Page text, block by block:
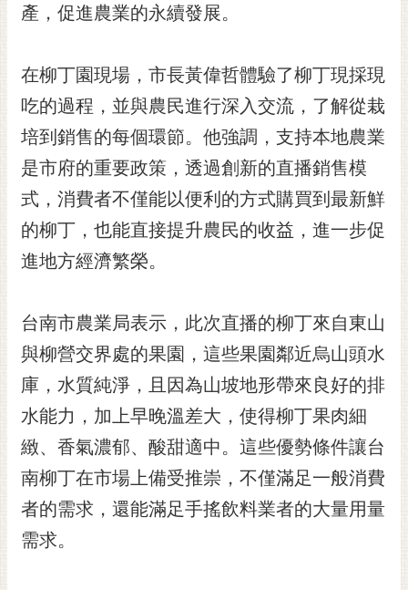
RSS
閱
電
子
報
市
信
箱
English
本
語
隱
私
權
及
安
全
政
策
產，促進農業的永續發展。
在柳丁園現場，市長黃偉哲體驗了柳丁現採現
吃的過程，並與農民進行深入交流，了解從栽
培到銷售的每個環節。他強調，支持本地農業
是市府的重要政策，透過創新的直播銷售模
式，消費者不僅能以便利的方式購買到最新鮮
的柳丁，也能直接提升農民的收益，進一步促
進地方經濟繁榮。
台南市農業局表示，此次直播的柳丁來自東山
與柳營交界處的果園，這些果園鄰近烏山頭水
庫，水質純淨，且因為山坡地形帶來良好的排
水能力，加上早晚溫差大，使得柳丁果肉細
緻、香氣濃郁、酸甜適中。這些優勢條件讓台
南柳丁在市場上備受推崇，不僅滿足一般消費
者的需求，還能滿足手搖飲料業者的大量用量
需求。